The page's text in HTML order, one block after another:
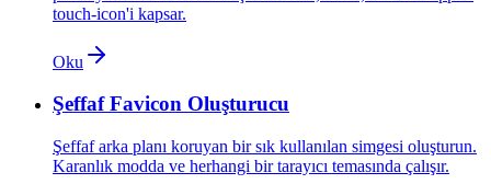
touch-icon'i kapsar.
Oku
Şeffaf Favicon Oluşturucu
Şeffaf arka planı koruyan bir sık ​​kullanılan simgesi oluşturun.
Karanlık modda ve herhangi bir tarayıcı temasında çalışır.